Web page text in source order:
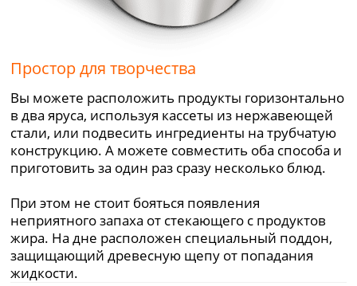
Простор для творчества
Вы можете расположить продукты горизонтально
в два яруса, используя кассеты из нержавеющей
стали, или подвесить ингредиенты на трубчатую
конструкцию. А можете совместить оба способа и
приготовить за один раз сразу несколько блюд.
При этом не стоит бояться появления
неприятного запаха от стекающего с продуктов
жира. На дне расположен специальный поддон,
защищающий древесную щепу от попадания
жидкости.